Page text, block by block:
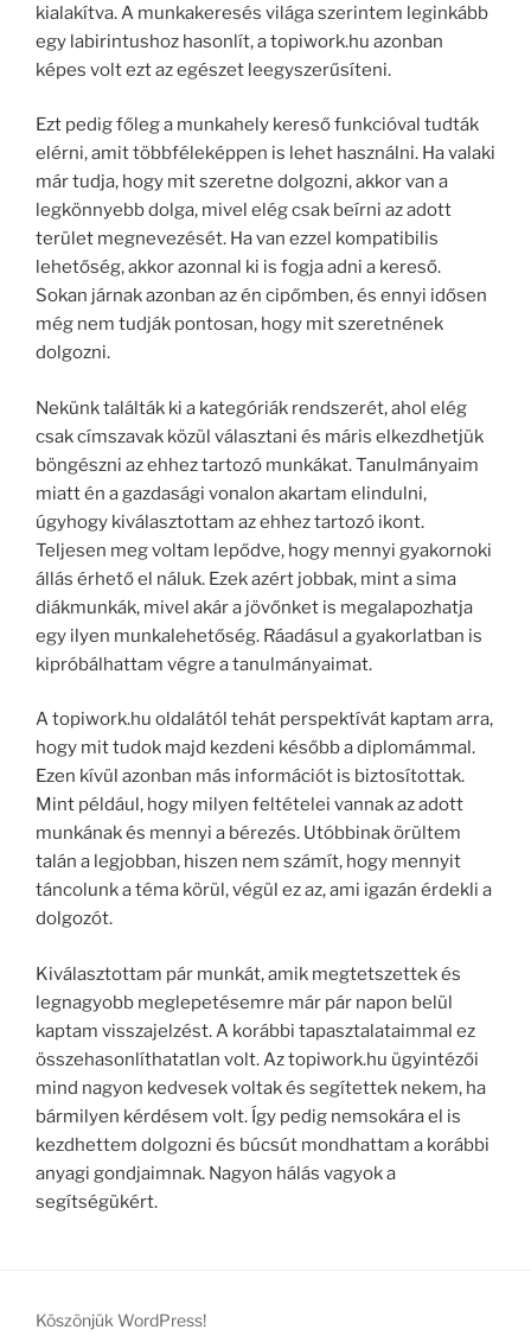
kialakítva. A munkakeresés világa szerintem leginkább
egy labirintushoz hasonlít, a topiwork.hu azonban
képes volt ezt az egészet leegyszerűsíteni.
Ezt pedig főleg a munkahely kereső funkcióval tudták
elérni, amit többféleképpen is lehet használni. Ha valaki
már tudja, hogy mit szeretne dolgozni, akkor van a
legkönnyebb dolga, mivel elég csak beírni az adott
terület megnevezését. Ha van ezzel kompatibilis
lehetőség, akkor azonnal ki is fogja adni a kereső.
Sokan járnak azonban az én cipőmben, és ennyi idősen
még nem tudják pontosan, hogy mit szeretnének
dolgozni.
Nekünk találták ki a kategóriák rendszerét, ahol elég
csak címszavak közül választani és máris elkezdhetjük
böngészni az ehhez tartozó munkákat. Tanulmányaim
miatt én a gazdasági vonalon akartam elindulni,
úgyhogy kiválasztottam az ehhez tartozó ikont.
Teljesen meg voltam lepődve, hogy mennyi gyakornoki
állás érhető el náluk. Ezek azért jobbak, mint a sima
diákmunkák, mivel akár a jövőnket is megalapozhatja
egy ilyen munkalehetőség. Ráadásul a gyakorlatban is
kipróbálhattam végre a tanulmányaimat.
A topiwork.hu oldalától tehát perspektívát kaptam arra,
hogy mit tudok majd kezdeni később a diplomámmal.
Ezen kívül azonban más információt is biztosítottak.
Mint például, hogy milyen feltételei vannak az adott
munkának és mennyi a bérezés. Utóbbinak örültem
talán a legjobban, hiszen nem számít, hogy mennyit
táncolunk a téma körül, végül ez az, ami igazán érdekli a
dolgozót.
Kiválasztottam pár munkát, amik megtetszettek és
legnagyobb meglepetésemre már pár napon belül
kaptam visszajelzést. A korábbi tapasztalataimmal ez
összehasonlíthatatlan volt. Az topiwork.hu ügyintézői
mind nagyon kedvesek voltak és segítettek nekem, ha
bármilyen kérdésem volt. Így pedig nemsokára el is
kezdhettem dolgozni és búcsút mondhattam a korábbi
anyagi gondjaimnak. Nagyon hálás vagyok a
segítségükért.
Köszönjük WordPress!